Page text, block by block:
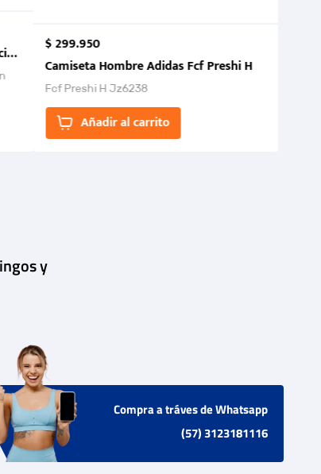
Colombia FCF 2026.
$299.950
Camiseta Hombre Adidas Fcf Preshi H
Fcf Preshi H Jz6238
Añadir al carrito
y
Compra a tráves de Whatsapp
(57) 3123181116